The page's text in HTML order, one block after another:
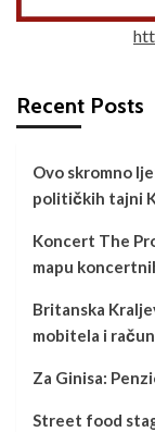
Recent Posts
Ovo skromno
političkih tajni
Koncert The
mapu
Britanska
mobitela i
Za Ginisa:
Street food